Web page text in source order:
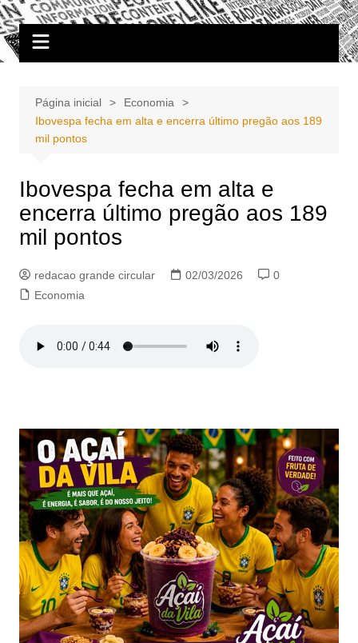
Ir
paraPortal Grande Circular
A zona Leste se encontra aqui!
Página inicial
Economia
Ibovespa fecha em alta e encerra último pregão aos 189
mil pontos
Ibovespa fecha em alta e
encerra último pregão aos 189
mil pontos
redacao grande circular 02/03/2026
0
Economia